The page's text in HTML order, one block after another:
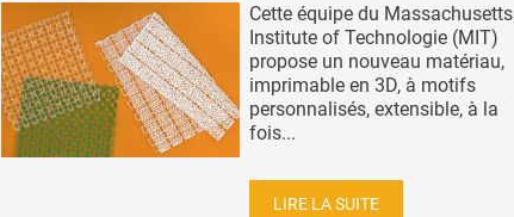
Cette équipe du Massachusetts
Institute of Technologie (MIT)
propose un nouveau matériau,
imprimable en 3D, à motifs
personnalisés, extensible, à la
fois...
LIRE LA SUITE